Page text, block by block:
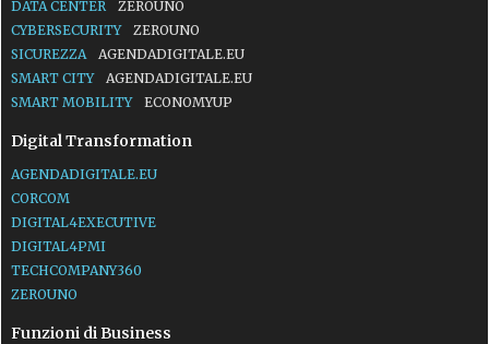
DATA CENTER
ZEROUNO
CYBERSECURITY
ZEROUNO
SICUREZZA
AGENDADIGITALE.EU
SMART CITY
AGENDADIGITALE.EU
SMART MOBILITY
ECONOMYUP
Digital Transformation
AGENDADIGITALE.EU
CORCOM
DIGITAL4EXECUTIVE
DIGITAL4PMI
TECHCOMPANY360
ZEROUNO
Funzioni di Business